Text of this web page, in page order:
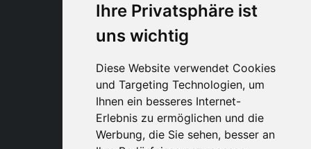
Ihre Privatsphäre ist
uns wichtig
Diese Website verwendet Cookies
und Targeting Technologien, um
Ihnen ein besseres Internet-
Erlebnis zu ermöglichen und die
Werbung, die Sie sehen, besser an
STYLIA SERVICES
SHOP B2B
TAYLOR MADE ORDERS
DROPSHIPPING
BENUTZE